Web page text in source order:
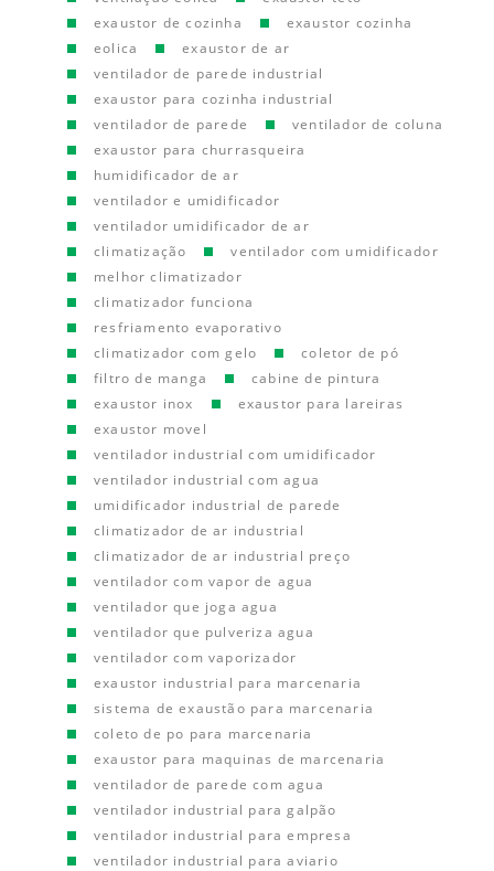
exaustor de cozinha
exaustor cozinha
eolica
exaustor de ar
ventilador de parede industrial
exaustor para cozinha industrial
ventilador de parede
ventilador de coluna
exaustor para churrasqueira
humidificador de ar
ventilador e umidificador
ventilador umidificador de ar
climatização
ventilador com umidificador
melhor climatizador
climatizador funciona
resfriamento evaporativo
climatizador com gelo
coletor de pó
filtro de manga
cabine de pintura
exaustor inox
exaustor para lareiras
exaustor movel
ventilador industrial com umidificador
ventilador industrial com agua
umidificador industrial de parede
climatizador de ar industrial
climatizador de ar industrial preço
ventilador com vapor de agua
ventilador que joga agua
ventilador que pulveriza agua
ventilador com vaporizador
exaustor industrial para marcenaria
sistema de exaustão para marcenaria
coleto de po para marcenaria
exaustor para maquinas de marcenaria
ventilador de parede com agua
ventilador industrial para galpão
ventilador industrial para empresa
ventilador industrial para aviario